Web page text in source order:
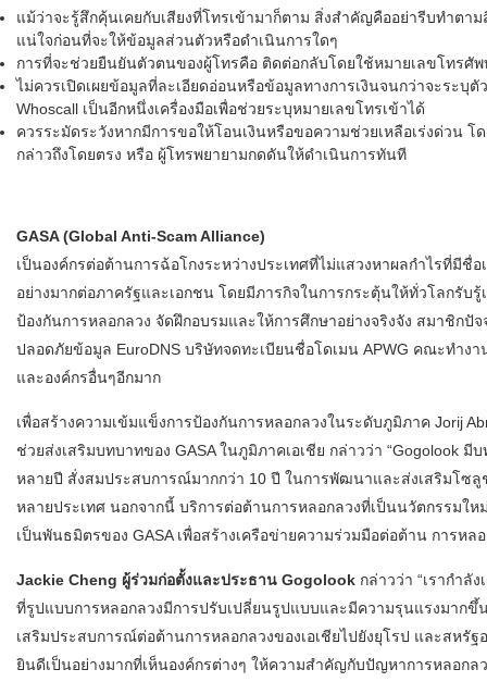
แม้ว่าจะรู้สึกคุ้นเคยกับเสียงที่โทรเข้ามาก็ตาม สิ่งสำคัญคืออย่ารีบทำตา
แน่ใจก่อนที่จะให้ข้อมูลส่วนตัวหรือดำเนินการใดๆ
การที่จะช่วยยืนยันตัวตนของผู้โทรคือ ติดต่อกลับโดยใช้หมายเลขโทรศัพ
ไม่ควรเปิดเผยข้อมูลที่ละเอียดอ่อนหรือข้อมูลทางการเงินจนกว่าจะระ
Whoscall เป็นอีกหนึ่งเครื่องมือเพื่อช่วยระบุหมายเลขโทรเข้าได้
ควรระมัดระวังหากมีการขอให้โอนเงินหรือขอความช่วยเหลือเร่งด่วน
กล่าวถึงโดยตรง หรือ ผู้โทรพยายามกดดันให้ดำเนินการทันที
GASA (Global Anti-Scam Alliance)
เป็นองค์กรต่อต้านการฉ้อโกงระหว่างประเทศที่ไม่แสวงหาผลกำไรที่มีชื่
อย่างมากต่อภาครัฐและเอกชน โดยมีภารกิจในการกระตุ้นให้ทั่วโลกรับ
ป้องกันการหลอกลวง จัดฝึกอบรมและให้การศึกษาอย่างจริงจัง สมาชิก
ปลอดภัยข้อมูล EuroDNS บริษัทจดทะเบียนชื่อโดเมน APWG คณะทำง
และองค์กรอื่นๆอีกมาก
เพื่อสร้างความเข้มแข็งการป้องกันการหลอกลวงในระดับภูมิภาค Jorij
ช่วยส่งเสริมบทบาทของ GASA ในภูมิภาคเอเชีย กล่าวว่า “Gogolook
หลายปี สั่งสมประสบการณ์มากกว่า 10 ปี ในการพัฒนาและส่งเสริมโซ
หลายประเทศ นอกจากนี้ บริการต่อต้านการหลอกลวงที่เป็นนวัตกรรมใ
เป็นพันธมิตรของ GASA เพื่อสร้างเครือข่ายความร่วมมือต่อต้าน การหลอ
Jackie Cheng ผู้ร่วมก่อตั้งและประธาน Gogolook กล่าวว่า “เรากำ
ที่รูปแบบการหลอกลวงมีการปรับเปลี่ยนรูปแบบและมีความรุนแรงมากขึ้
เสริมประสบการณ์ต่อต้านการหลอกลวงของเอเชียไปยังยุโรป และสหรั
ยินดีเป็นอย่างมากที่เห็นองค์กรต่างๆ ให้ความสำคัญกับปัญหาการหลอกล